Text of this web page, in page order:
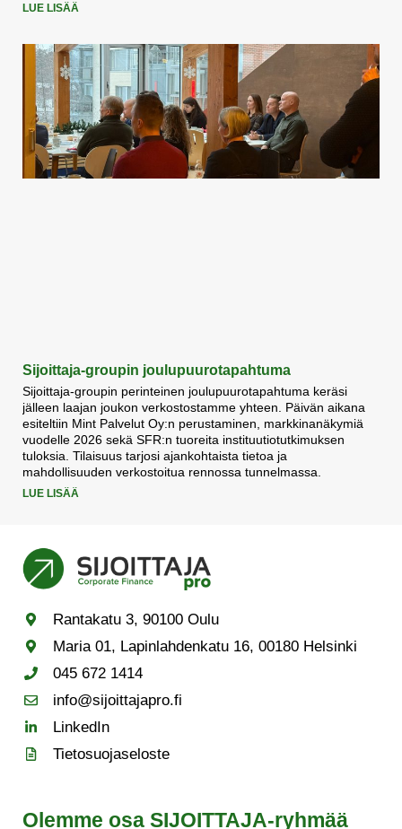
LUE LISÄÄ
Sijoittaja-groupin joulupuurotapahtuma
Sijoittaja-groupin perinteinen joulupuurotapahtuma keräsi
jälleen laajan joukon verkostostamme yhteen. Päivän aikana
esiteltiin Mint Palvelut Oy:n perustaminen, markkinanäkymiä
vuodelle 2026 sekä SFR:n tuoreita instituutiotutkimuksen
tuloksia. Tilaisuus tarjosi ajankohtaista tietoa ja
mahdollisuuden verkostoitua rennossa tunnelmassa.
LUE LISÄÄ
Rantakatu 3, 90100 Oulu
Maria 01, Lapinlahdenkatu 16, 00180 Helsinki
045 672 1414
info@sijoittajapro.fi
LinkedIn
Tietosuojaseloste
Olemme osa SIJOITTAJA-ryhmää